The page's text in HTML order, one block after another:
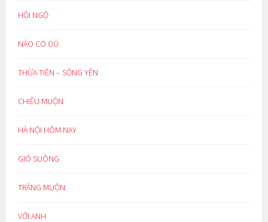
HỘI NGỘ
NÀO CÓ ĐỦ
THỪA TIỀN – SỐNG YÊN
CHIỀU MUỘN
HÀ NỘI HÔM NAY
GIÓ SUÔNG
TRĂNG MUỘN
VỚI ANH